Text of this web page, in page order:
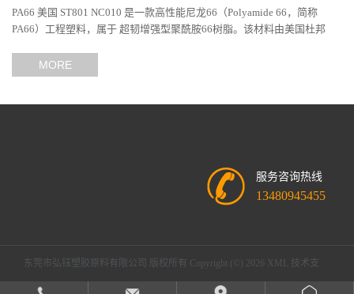
PA66 美国 ST801 NC010 是一款高性能尼龙66（Polyamide 66，简称
PA66）工程塑料，属于 超韧增强型聚酰胺66树脂。该材料由美国杜邦
MORE
服务咨询热线
13480945455
东莞市弘钰塑胶原料有限公司 版权所有 Copyright (©) 2026 XML 技术支
持： 食品商务网